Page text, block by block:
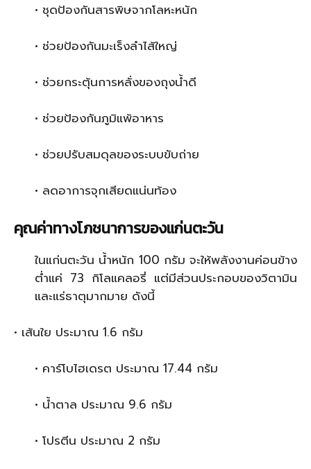
• ชุดป้องกันสารพิษจากโลหะหนัก
• ช่วยป้องกันมะเร็งลำไส้ใหญ่
• ช่วยกระตุ้นการหลั่งของถุงน้ำดี
• ช่วยป้องกันภูมิแพ้อาหาร
• ช่วยปรับสมดุลของระบบขับถ่าย
• ลดอาการจุกเสียดแน่นท้อง
คุณค่าทางโภชนาการของแก่นตะวัน
ในแก่นตะวัน น้ำหนัก 100 กรัม จะให้พลังงานค่อนข้าง
ต่ำแค่ 73 กิโลแคลอรี่ แต่มีส่วนประกอบของวิตามิน
และแร่ธาตุมากมาย ดังนี้
• เส้นใย ประมาณ 1.6 กรัม
• คาร์โบไฮเดรต ประมาณ 17.44 กรัม
• น้ำตาล ประมาณ 9.6 กรัม
• โปรตีน ประมาณ 2 กรัม